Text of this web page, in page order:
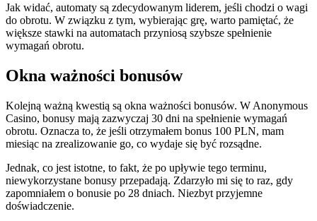
Jak widać, automaty są zdecydowanym liderem, jeśli chodzi o wagi
do obrotu. W związku z tym, wybierając grę, warto pamiętać, że
większe stawki na automatach przyniosą szybsze spełnienie
wymagań obrotu.
Okna ważności bonusów
Kolejną ważną kwestią są okna ważności bonusów. W Anonymous
Casino, bonusy mają zazwyczaj 30 dni na spełnienie wymagań
obrotu. Oznacza to, że jeśli otrzymałem bonus 100 PLN, mam
miesiąc na zrealizowanie go, co wydaje się być rozsądne.
Jednak, co jest istotne, to fakt, że po upływie tego terminu,
niewykorzystane bonusy przepadają. Zdarzyło mi się to raz, gdy
zapomniałem o bonusie po 28 dniach. Niezbyt przyjemne
doświadczenie.